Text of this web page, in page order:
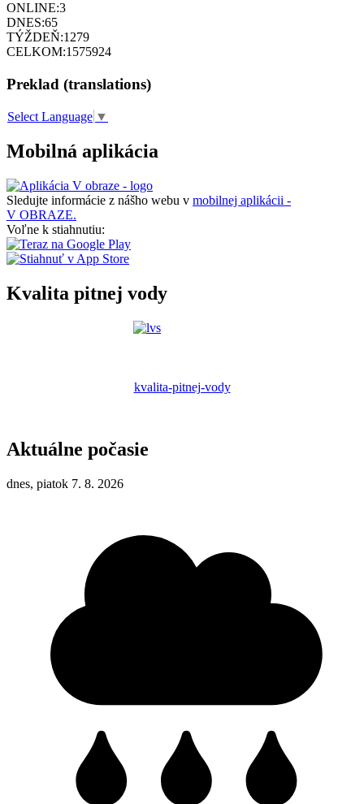
ONLINE:3
DNES:65
TÝŽDEŇ:1279
CELKOM:1575924
Preklad (translations)
Select Language ▼
Mobilná aplikácia
Sledujte informácie z nášho webu v mobilnej aplikácii -
V OBRAZE.
Voľne k stiahnutiu:
Kvalita pitnej vody
kvalita-pitnej-vody
Aktuálne počasie
dnes, piatok 7. 8. 2026